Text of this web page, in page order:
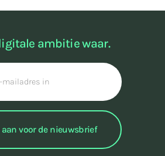
ambitie waar.